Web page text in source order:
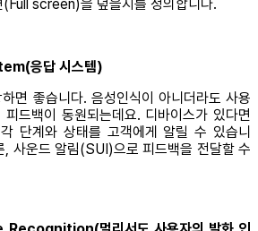
(Full screen)을 덮을지를 정의합니다.
응답 시스템)
면 좋습니다. 음성인식이 아니더라도 사용
드백이 동원되는데요. 디바이스가 있다면
단계와 상태를 고객에게 알릴 수 있습니
, 사운드 알림(SUI)으로 피드백을 전달할 수